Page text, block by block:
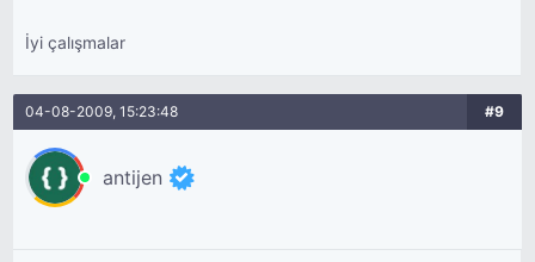
İyi çalışmalar
04-08-2009, 15:23:48 #9
antijen